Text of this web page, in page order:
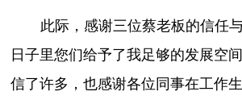
此际，感谢三位蔡老板的信任
日子里您们给予了我足够的发展空
信了许多，也感谢各位同事在工作